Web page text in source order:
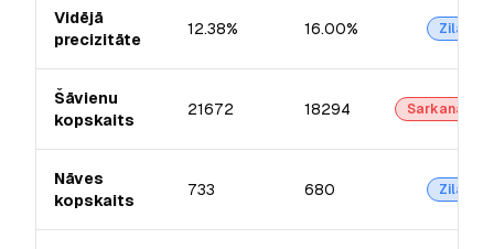
Vidējā
precizitāte
12.38% 16.00% Zilā
Šāvienu
kopskaits
21672 18294 Sarkanā
Nāves
kopskaits
733 680 Zilā